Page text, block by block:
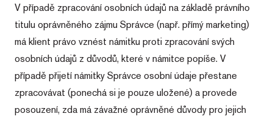
V případě zpracování osobních údajů na základě právního
titulu oprávněného zájmu Správce (např. přímý marketing)
má klient právo vznést námitku proti zpracování svých
osobních údajů z důvodů, které v námitce popíše. V
případě přijetí námitky Správce osobní údaje přestane
zpracovávat (ponechá si je pouze uložené) a provede
posouzení, zda má závažné oprávněné důvody pro jejich